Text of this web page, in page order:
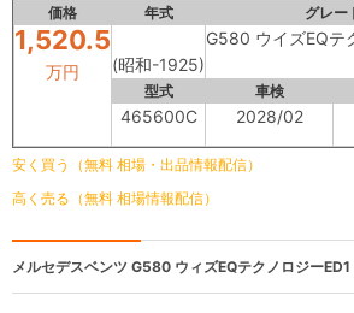
価格 年式 グレー
1,520.5
万円 (昭和-1925)
G580 ウイズEQテ
型式 車検
465600C 2028/02
安く買う（無料 相場・出品情報配信）
高く売る（無料 相場情報配信）
メルセデスベンツ G580 ウィズEQテクノロジーED1